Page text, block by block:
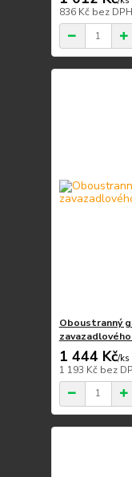
836 Kč bez DPH
Oboustranný
1 444 Kč/ks
1 193 Kč bez